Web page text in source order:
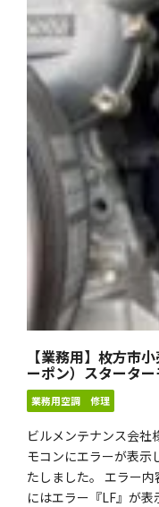
【業務用】枚方市
ーポン）スタータ
業務用空調 修理
ビルメンテナンス会社
モコンにエラーが表示
たしました。 エラー
にはエラー『LF』が